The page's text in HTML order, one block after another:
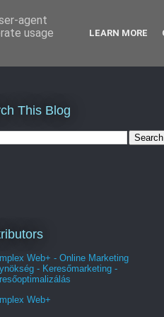
This Blog
Web+ - Online Marketing
- Keresőmarketing -
Web+
agent
usage
LEARN MORE